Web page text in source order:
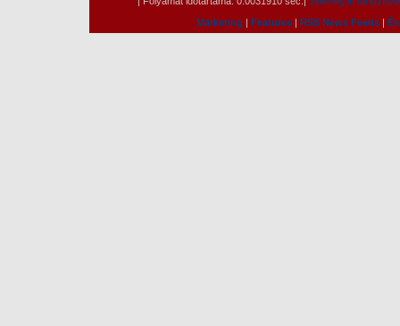
Marketing | Features | RSS News Feeds |